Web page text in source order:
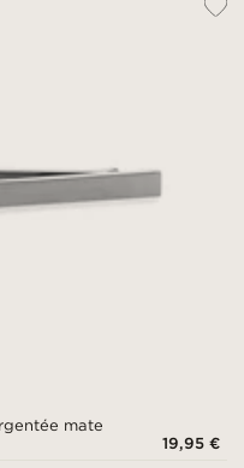
mate
19,95 €